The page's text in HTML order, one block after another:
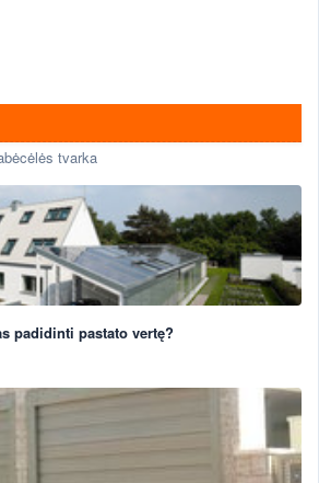
tvarka
padidinti pastato vertę?